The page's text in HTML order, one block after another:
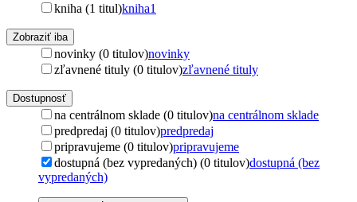
kniha (1 titul)kniha1
Zobraziť iba
novinky (0 titulov)novinky
zľavnené tituly (0 titulov)zľavnené tituly
Dostupnosť
na centrálnom sklade (0 titulov)na centrálnom sklade
predpredaj (0 titulov)predpredaj
pripravujeme (0 titulov)pripravujeme
dostupná (bez vypredaných) (0 titulov)dostupná (bez
vypredaných)